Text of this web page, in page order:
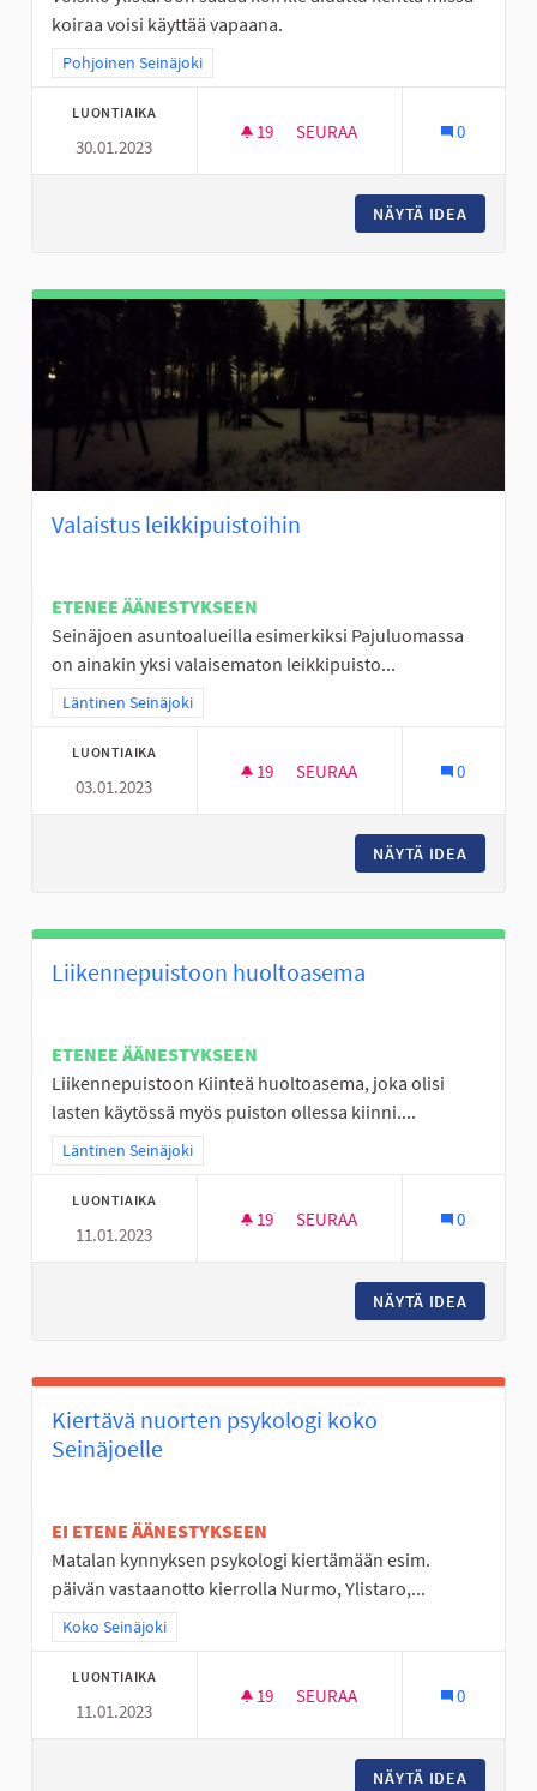
koiraa voisi käyttää vapaana.
Rajaa tulokset teeman mukaan: Pohjoinen Seinäjoki
Pohjoinen Seinäjoki
LUONTIAIKA
30.01.2023
19 19 SEURAAJAA
SEURAA 0
NÄYTÄ IDEA
Valaistus leikkipuistoihin
ETENEE ÄÄNESTYKSEEN
Seinäjoen asuntoalueilla esimerkiksi Pajuluomassa
on ainakin yksi valaisematon leikkipuisto...
Rajaa tulokset teeman mukaan: Läntinen Seinäjoki
Läntinen Seinäjoki
LUONTIAIKA
03.01.2023
19 19 SEURAAJAA
SEURAA 0
NÄYTÄ IDEA
Liikennepuistoon huoltoasema
ETENEE ÄÄNESTYKSEEN
Liikennepuistoon Kiinteä huoltoasema, joka olisi
lasten käytössä myös puiston ollessa kiinni....
Rajaa tulokset teeman mukaan: Läntinen Seinäjoki
Läntinen Seinäjoki
LUONTIAIKA
11.01.2023
19 19 SEURAAJAA
SEURAA 0
NÄYTÄ IDEA
Kiertävä nuorten psykologi koko
Seinäjoelle
EI ETENE ÄÄNESTYKSEEN
Matalan kynnyksen psykologi kiertämään esim.
päivän vastaanotto kierrolla Nurmo, Ylistaro,...
Rajaa tulokset teeman mukaan: Koko Seinäjoki
Koko Seinäjoki
LUONTIAIKA
11.01.2023
19 19 SEURAAJAA
SEURAA 0
NÄYTÄ IDEA